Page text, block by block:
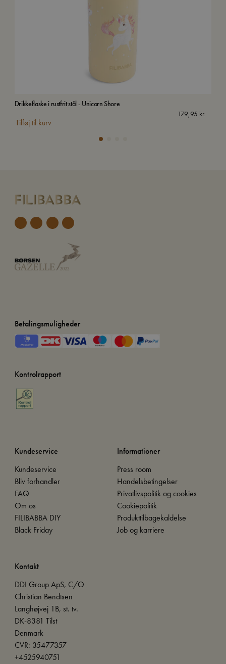
Drikkeflaske i rustfrit stål - Unicorn Shore
179,95 kr.
Tilføj til kurv
Betalingsmuligheder
Kontrolrapport
Kundeservice
Kundeservice
Bliv forhandler
FAQ
Om os
FILIBABBA DIY
Black Friday
Informationer
Press room
Handelsbetingelser
Privatlivspolitik og cookies
Cookiepolitik
Produkttilbagekaldelse
Job og karriere
Kontakt
DDI Group ApS, C/O
Christian Bendtsen
Langhøjvej 1B, st. tv.
DK-8381 Tilst
Denmark
CVR: 35477357
+4525940751